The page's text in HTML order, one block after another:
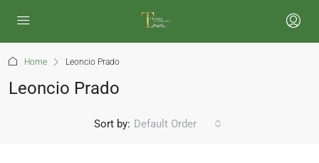
Home Leoncio Prado
Leoncio Prado
Sort by: Default Order